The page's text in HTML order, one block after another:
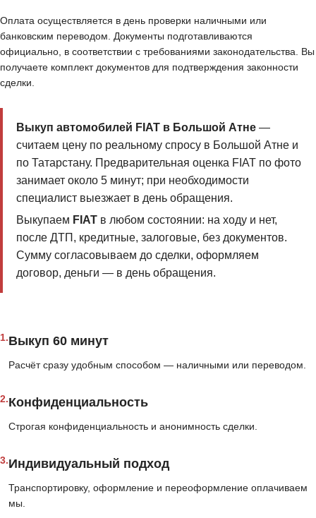
Оплата осуществляется в день проверки наличными или
банковским переводом. Документы подготавливаются
официально, в соответствии с требованиями законодательства. Вы
получаете комплект документов для подтверждения законности
сделки.
Выкуп автомобилей FIAT в Большой Атне—
считаем цену по реальному спросу в Большой Атне и
по Татарстану. Предварительная оценка FIAT по фото
занимает около 5 минут; при необходимости
специалист выезжает в день обращения.
Выкупаем FIATв любом состоянии: на ходу и нет,
после ДТП, кредитные, залоговые, без документов.
Сумму согласовываем до сделки, оформляем
договор, деньги — в день обращения.
1.Выкуп 60 минут
Расчёт сразу удобным способом — наличными или переводом.
2.Конфиденциальность
Строгая конфиденциальность и анонимность сделки.
3.Индивидуальный подход
Транспортировку, оформление и переоформление оплачиваем
мы.